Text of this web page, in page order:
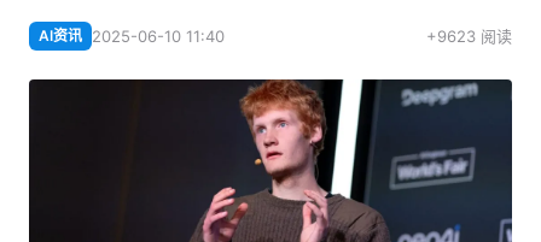
AI资讯 2025-06-10 11:40 +9623 阅读